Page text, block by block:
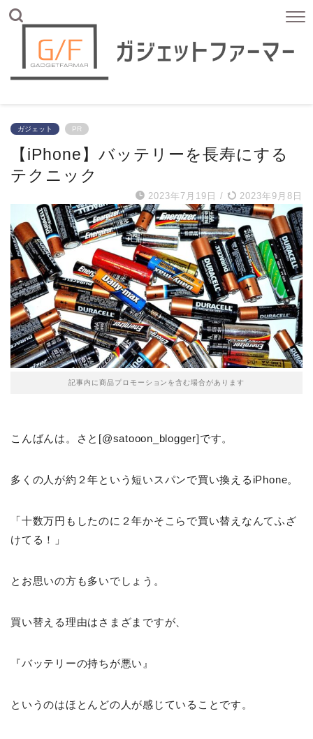
ガジェット PR
【iPhone】バッテリーを長寿にする
テクニック
2023年7月19日 / 2023年9月8日
記事内に商品プロモーションを含む場合があります
こんばんは。さと[@satooon_blogger]です。
多くの人が約２年という短いスパンで買い換えるiPhone。
「十数万円もしたのに２年かそこらで買い替えなんてふざ
けてる！」
とお思いの方も多いでしょう。
買い替える理由はさまざまですが、
『バッテリーの持ちが悪い』
というのはほとんどの人が感じていることです。